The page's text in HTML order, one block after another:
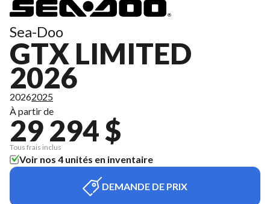
Sea-Doo
GTX LIMITED
2026
20262025
À partir de
29 294 $
Tous frais inclus
Voir nos 4 unités en inventaire
DEMANDE DE PRIX